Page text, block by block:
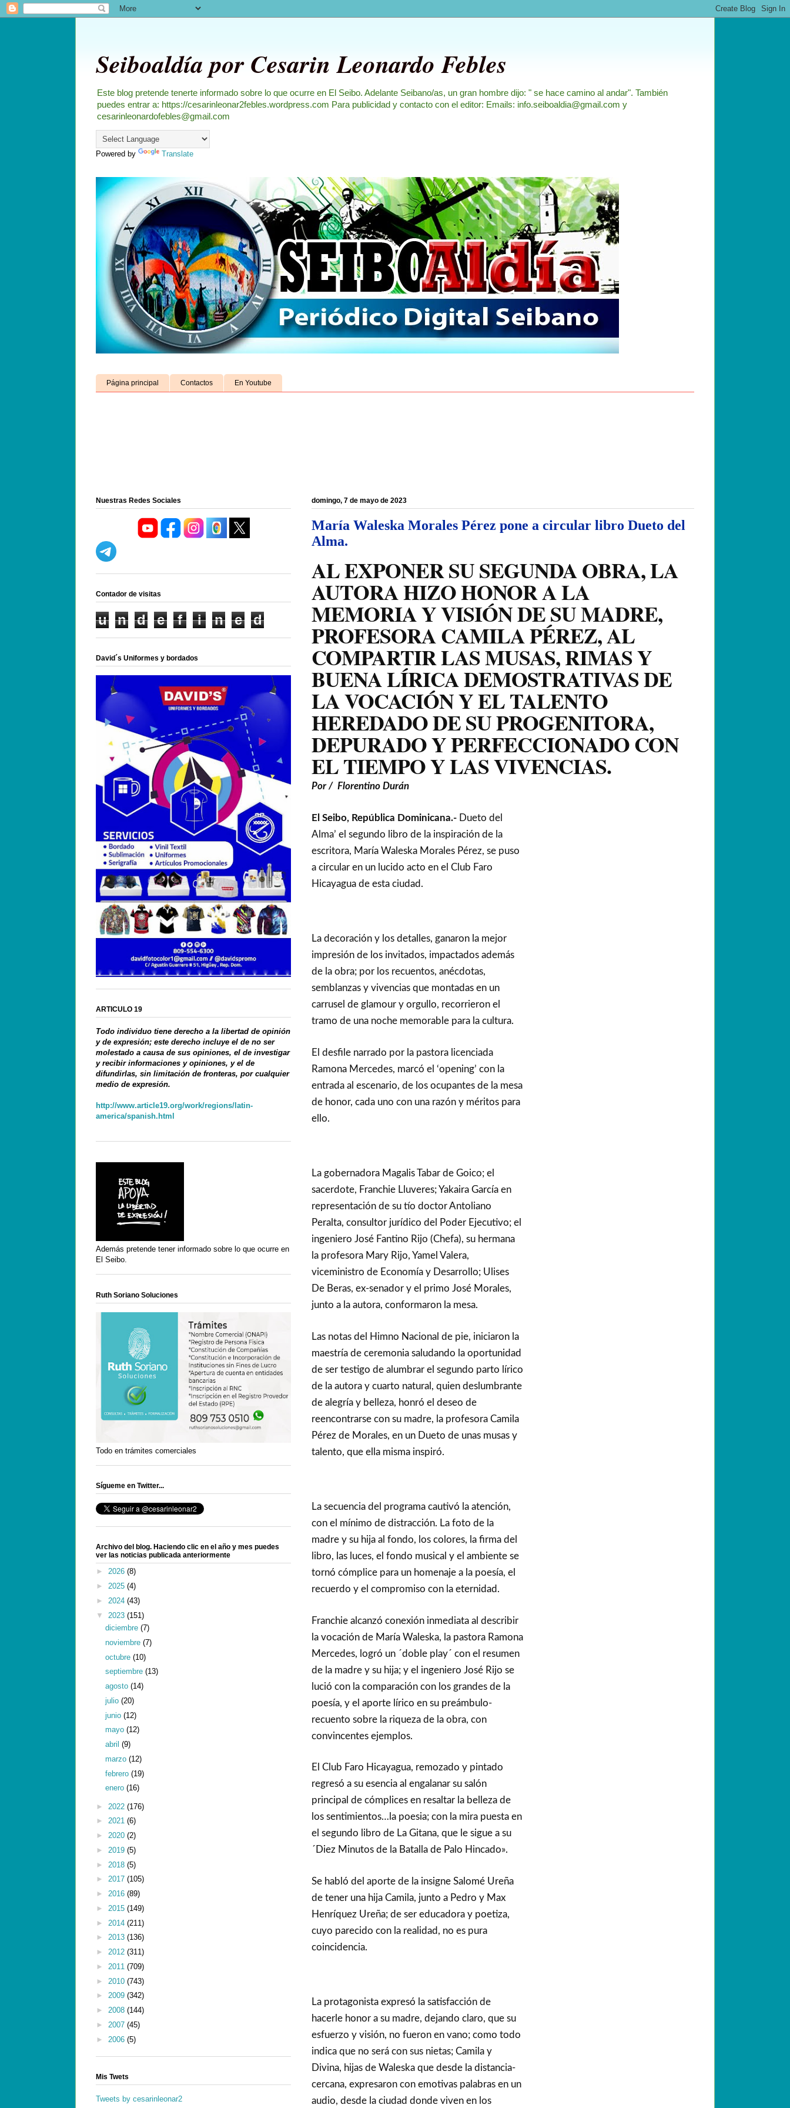
Seiboaldía por Cesarin Leonardo Febles
Este blog pretende tenerte informado sobre lo que ocurre en El Seibo. Adelante Seibano/as, un gran hombre dijo: " se hace camino al andar". También
puedes entrar a: https://cesarinleonar2febles.wordpress.com Para publicidad y contacto con el editor: Emails: info.seiboaldia@gmail.com y
cesarinleonardofebles@gmail.com
Powered by Translate
Página principal Contactos En Youtube
domingo, 7 de mayo de 2023
María Waleska Morales Pérez pone a circular libro Dueto del
Alma.
AL EXPONER SU SEGUNDA OBRA, LA
AUTORA HIZO HONOR A LA
MEMORIA Y VISIÓN DE SU MADRE,
PROFESORA CAMILA PÉREZ, AL
COMPARTIR LAS MUSAS, RIMAS Y
BUENA LÍRICA DEMOSTRATIVAS DE
LA VOCACIÓN Y EL TALENTO
HEREDADO DE SU PROGENITORA,
DEPURADO Y PERFECCIONADO CON
EL TIEMPO Y LAS VIVENCIAS.
Por / Florentino Durán
El Seibo, República Dominicana.- Dueto del
Alma’ el segundo libro de la inspiración de la
escritora, María Waleska Morales Pérez, se puso
a circular en un lucido acto en el Club Faro
Hicayagua de esta ciudad.
La decoración y los detalles, ganaron la mejor
impresión de los invitados, impactados además
de la obra; por los recuentos, anécdotas,
semblanzas y vivencias que montadas en un
carrusel de glamour y orgullo, recorrieron el
tramo de una noche memorable para la cultura.
El desfile narrado por la pastora licenciada
Ramona Mercedes, marcó el ‘opening’ con la
entrada al escenario, de los ocupantes de la mesa
de honor, cada uno con una razón y méritos para
ello.
La gobernadora Magalis Tabar de Goico; el
sacerdote, Franchie Lluveres; Yakaira García en
representación de su tío doctor Antoliano
Peralta, consultor jurídico del Poder Ejecutivo; el
ingeniero José Fantino Rijo (Chefa), su hermana
la profesora Mary Rijo, Yamel Valera,
viceministro de Economía y Desarrollo; Ulises
De Beras, ex-senador y el primo José Morales,
junto a la autora, conformaron la mesa.
Las notas del Himno Nacional de pie, iniciaron la
maestría de ceremonia saludando la oportunidad
de ser testigo de alumbrar el segundo parto lírico
de la autora y cuarto natural, quien deslumbrante
de alegría y belleza, honró el deseo de
reencontrarse con su madre, la profesora Camila
Pérez de Morales, en un Dueto de unas musas y
talento, que ella misma inspiró.
La secuencia del programa cautivó la atención,
con el mínimo de distracción. La foto de la
madre y su hija al fondo, los colores, la firma del
libro, las luces, el fondo musical y el ambiente se
tornó cómplice para un homenaje a la poesía, el
recuerdo y el compromiso con la eternidad.
Franchie alcanzó conexión inmediata al describir
la vocación de María Waleska, la pastora Ramona
Mercedes, logró un ´doble play´ con el resumen
de la madre y su hija; y el ingeniero José Rijo se
lució con la comparación con los grandes de la
poesía, y el aporte lírico en su preámbulo-
recuento sobre la riqueza de la obra, con
convincentes ejemplos.
El Club Faro Hicayagua, remozado y pintado
regresó a su esencia al engalanar su salón
principal de cómplices en resaltar la belleza de
los sentimientos…la poesia; con la mira puesta en
el segundo libro de La Gitana, que le sigue a su
´Diez Minutos de la Batalla de Palo Hincado».
Se habló del aporte de la insigne Salomé Ureña
de tener una hija Camila, junto a Pedro y Max
Henríquez Ureña; de ser educadora y poetiza,
cuyo parecido con la realidad, no es pura
coincidencia.
La protagonista expresó la satisfacción de
hacerle honor a su madre, dejando claro, que su
esfuerzo y visión, no fueron en vano; como todo
indica que no será con sus nietas; Camila y
Divina, hijas de Waleska que desde la distancia-
cercana, expresaron con emotivas palabras en un
audio, desde la ciudad donde viven en los
Nuestras Redes Sociales
Contador de visitas
u n d e f i n e d
David´s Uniformes y bordados
ARTICULO 19
Todo individuo tiene derecho a la libertad de opinión
y de expresión; este derecho incluye el de no ser
molestado a causa de sus opiniones, el de investigar
y recibir informaciones y opiniones, y el de
difundirlas, sin limitación de fronteras, por cualquier
medio de expresión.
http://www.article19.org/work/regions/latin-
america/spanish.html
Además pretende tener informado sobre lo que ocurre en
El Seibo.
Ruth Soriano Soluciones
Todo en trámites comerciales
Sígueme en Twitter...
Archivo del blog. Haciendo clic en el año y mes puedes
ver las noticias publicada anteriormente
► 2026 (8)
► 2025 (4)
► 2024 (43)
▼ 2023 (151)
diciembre (7)
noviembre (7)
octubre (10)
septiembre (13)
agosto (14)
julio (20)
junio (12)
mayo (12)
abril (9)
marzo (12)
febrero (19)
enero (16)
► 2022 (176)
► 2021 (6)
► 2020 (2)
► 2019 (5)
► 2018 (5)
► 2017 (105)
► 2016 (89)
► 2015 (149)
► 2014 (211)
► 2013 (136)
► 2012 (311)
► 2011 (709)
► 2010 (743)
► 2009 (342)
► 2008 (144)
► 2007 (45)
► 2006 (5)
Mis Twets
Tweets by cesarinleonar2